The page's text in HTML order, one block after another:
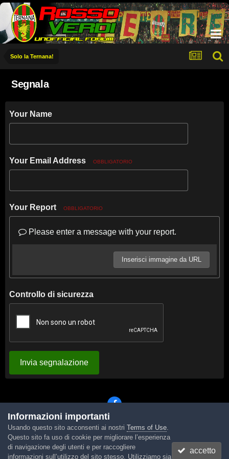
Solo la Ternana!
Segnala
Your Name
Your Email Address OBBLIGATORIO
Your Report OBBLIGATORIO
Please enter a message with your report.
Inserisci immagine da URL
Controllo di sicurezza
Invia segnalazione
Lingua Tema Contattaci Cookies
Powered by Invision Community
Informazioni importanti
Usando questo sito acconsenti ai nostri Terms of Use.
Questo sito fa uso di cookie per migliorare l’esperienza
di navigazione degli utenti e per raccogliere
informazioni sull’utilizzo del sito stesso. Utilizziamo sia
accetto